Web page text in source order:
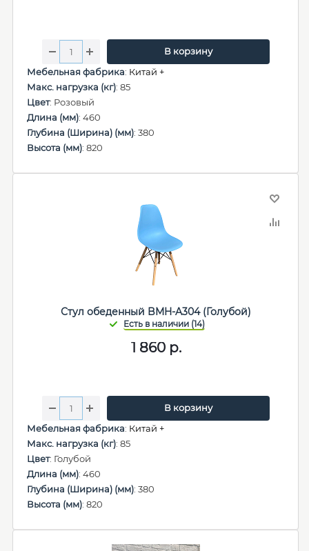
В корзину
Мебельная фабрика: Китай +
Макс. нагрузка (кг): 85
Цвет: Розовый
Длина (мм): 460
Глубина (Ширина) (мм): 380
Высота (мм): 820
Стул обеденный BMH-A304 (Голубой)
1 860р.
В корзину
Мебельная фабрика: Китай +
Макс. нагрузка (кг): 85
Цвет: Голубой
Длина (мм): 460
Глубина (Ширина) (мм): 380
Высота (мм): 820